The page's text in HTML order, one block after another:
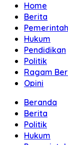
Home
Berita
Hukum
Pendidikan
Politik
Ragam
Opini
Beranda
Berita
Politik
Hukum